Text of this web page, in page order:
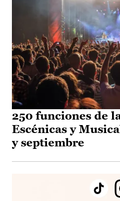
250 funciones de
Escénicas y
y septiembre